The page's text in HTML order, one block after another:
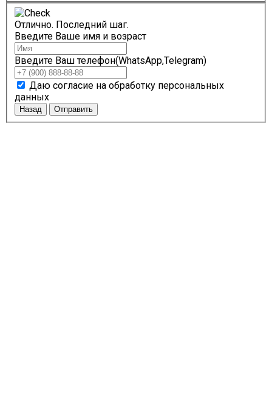
Отлично. Последний шаг.
Введите Ваше имя и возраст
Введите Ваш телефон(WhatsApp,Telegram)
Даю согласие на обработку персональных
данных
Назад Отправить